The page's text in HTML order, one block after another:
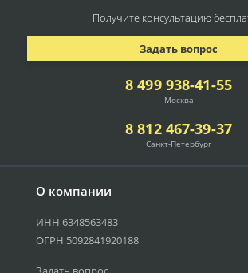
О компании
ИНН 6348563483
ОГРН 5092841920188
8 499 938-41-55
Москва
8 812 467-39-37
Санкт-Петербург
Задать вопрос
Получите консультацию